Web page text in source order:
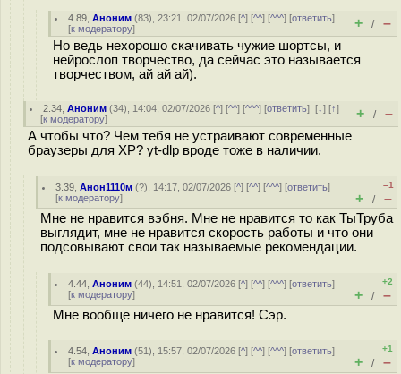
4.89 ,Аноним (83), 23:21, 02/07/2026 [^] [^^] [^^^] [ответить]
[к модератору] + / –
Но ведь нехорошо скачивать чужие шортсы, и
нейрослоп творчество, да сейчас это называется
творчеством, ай ай ай).
2.34 ,Аноним (34), 14:04, 02/07/2026 [^] [^^] [^^^] [ответить][↓] [↑]
[к модератору] + / –
А чтобы что? Чем тебя не устраивают современные
браузеры для XP? yt-dlp вроде тоже в наличии.
3.39 ,Анон1110м (?), 14:17, 02/07/2026 [^] [^^] [^^^] [ответить]
[к модератору]
–1
+ / –
Мне не нравится вэбня. Мне не нравится то как ТыТруба
выглядит, мне не нравится скорость работы и что они
подсовывают свои так называемые рекомендации.
4.44 ,Аноним (44), 14:51, 02/07/2026 [^] [^^] [^^^] [ответить]
[к модератору]
+2
+ / –
Мне вообще ничего не нравится! Сэр.
4.54 ,Аноним (51), 15:57, 02/07/2026 [^] [^^] [^^^] [ответить]
[к модератору]
+1
+ / –